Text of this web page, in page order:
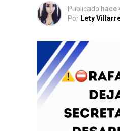
Publicado hace
Por Lety